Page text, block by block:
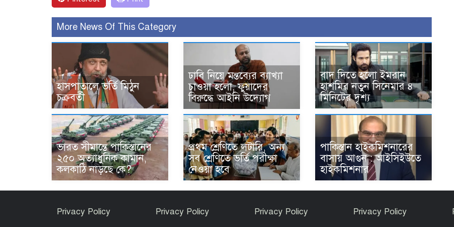
More News Of This Category
হাসপাতালে ভর্তি মিঠুন
চক্রবর্তী
ঢাবি নিয়ে মন্তব্যের ব্যাখ্যা
চাওয়া হলো, ফুয়াদের
বিরুদ্ধে আইনি উদ্যোগ
বাদ দিতে হলো ইমরান
হাশমির নতুন সিনেমার ৪
মিনিটের দৃশ্য
ভারত সীমান্তে পাকিস্তানের
২৫০ অত্যাধুনিক কামান,
কলকাঠি নাড়ছে কে?
প্রথম শ্রেণিতে লটারি, অন্য
সব শ্রেণিতে ভর্তি পরীক্ষা
নেওয়া হবে
পাকিস্তান হাইকমিশনারের
বাসায় আগুন : আইসিইউতে
হাইকমিশনার
Privacy Policy Privacy Policy Privacy Policy Privacy Policy